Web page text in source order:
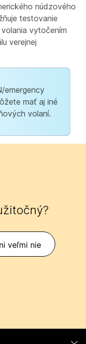
núdzového
testovanie
vytočením
verejnej
emergency
mať aj iné
volaní.
veľmi nie